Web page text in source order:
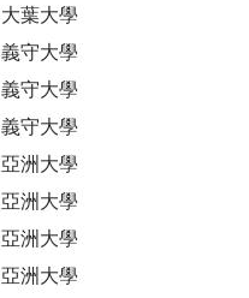
大葉大學
義守大學
義守大學
義守大學
亞洲大學
亞洲大學
亞洲大學
亞洲大學